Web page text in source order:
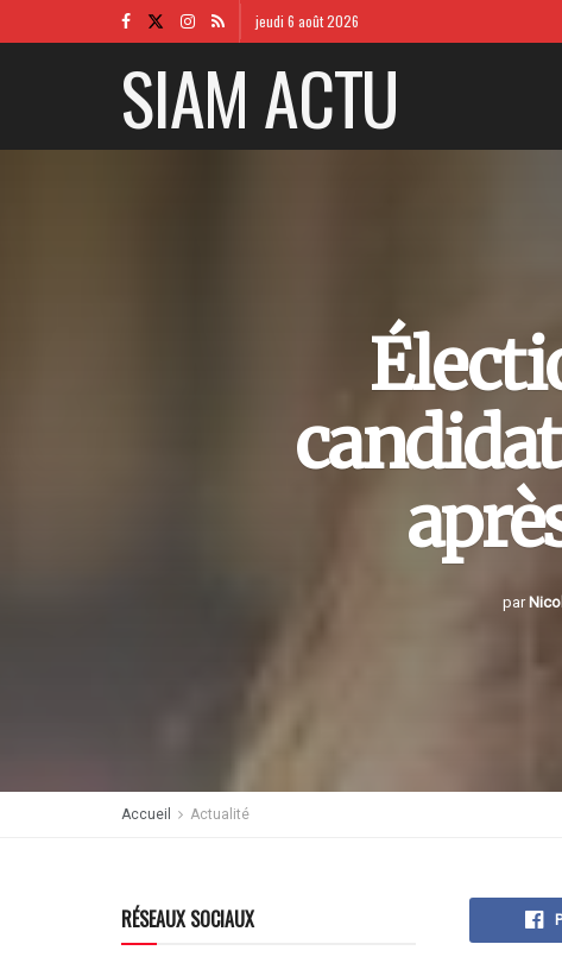
jeudi 6 août 2026
SIAM ACTU
par
Accueil Actualité
RÉSEAUX SOCIAUX